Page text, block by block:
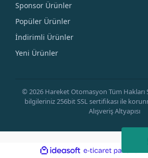
Sponsor Ürünler
Popüler Ürünler
İndirimli Ürünler
Yeni Ürünler
© 2026 Hareket Otomasyon Tüm Hakları
bilgileriniz 256bit SSL sertifikası ile
Alışveriş Altyapısı
ideasoft